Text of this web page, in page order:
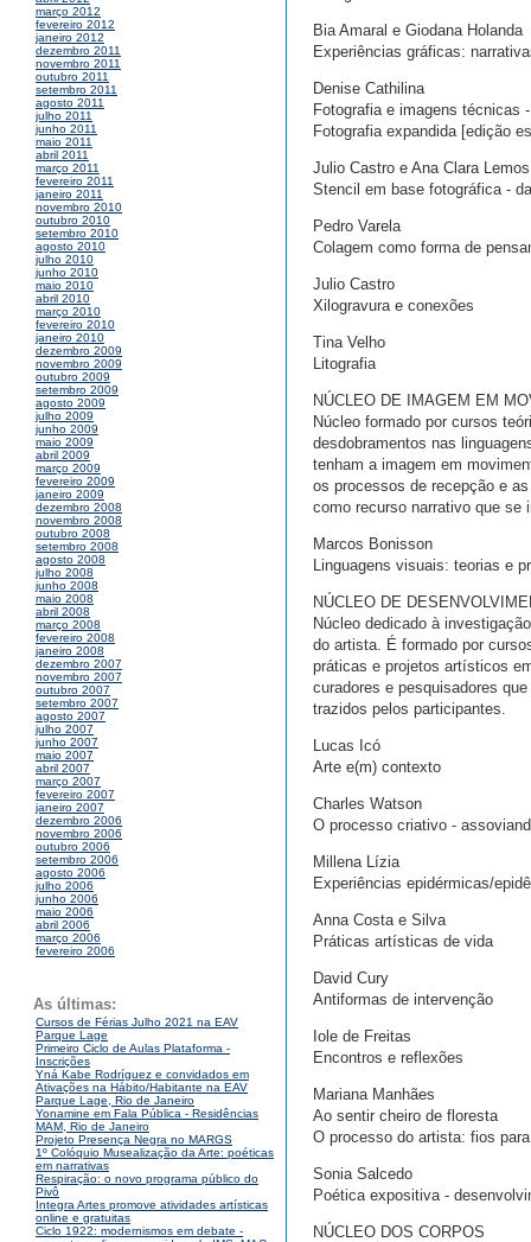
março 2012
fevereiro 2012
janeiro 2012
dezembro 2011
novembro 2011
outubro 2011
setembro 2011
agosto 2011
julho 2011
junho 2011
maio 2011
abril 2011
março 2011
fevereiro 2011
janeiro 2011
novembro 2010
outubro 2010
setembro 2010
agosto 2010
julho 2010
junho 2010
maio 2010
abril 2010
março 2010
fevereiro 2010
janeiro 2010
dezembro 2009
novembro 2009
outubro 2009
setembro 2009
agosto 2009
julho 2009
junho 2009
maio 2009
abril 2009
março 2009
fevereiro 2009
janeiro 2009
dezembro 2008
novembro 2008
outubro 2008
setembro 2008
agosto 2008
julho 2008
junho 2008
maio 2008
abril 2008
março 2008
fevereiro 2008
janeiro 2008
dezembro 2007
novembro 2007
outubro 2007
setembro 2007
agosto 2007
julho 2007
junho 2007
maio 2007
abril 2007
março 2007
fevereiro 2007
janeiro 2007
dezembro 2006
novembro 2006
outubro 2006
setembro 2006
agosto 2006
julho 2006
junho 2006
maio 2006
abril 2006
março 2006
fevereiro 2006
As últimas:
Cursos de Férias Julho 2021 na EAV
Parque Lage
Primeiro Ciclo de Aulas Plataforma -
Inscrições
Yná Kabe Rodríguez e convidados em
Ativações na Hábito/Habitante na EAV
Parque Lage, Rio de Janeiro
Yonamine em Fala Pública - Residências
MAM, Rio de Janeiro
Projeto Presença Negra no MARGS
1º Colóquio Musealização da Arte: poéticas
em narrativas
Respiração: o novo programa público do
Pivô
Integra Artes promove atividades artísticas
online e gratuitas
Ciclo 1922: modernismos em debate -
Bia Amaral e Giodana Holanda
Experiências gráficas:
Denise Cathilina
Fotografia e imagens técnicas
Fotografia expandida [edição
Julio Castro e Ana Clara Lemos
Stencil em base fotográfica -
Pedro Varela
Colagem como forma de
Julio Castro
Xilogravura e conexões
Tina Velho
Litografia
NÚCLEO DE IMAGEM EM
Núcleo formado por cursos
desdobramentos nas
tenham a imagem em
os processos de recepção e
como recurso narrativo que se
Marcos Bonisson
Linguagens visuais: teorias e
NÚCLEO DE
Núcleo dedicado à
do artista. É formado por
práticas e projetos artísticos
curadores e pesquisadores
trazidos pelos participantes.
Lucas Icó
Arte e(m) contexto
Charles Watson
O processo criativo -
Millena Lízia
Experiências epidérmicas/
Anna Costa e Silva
Práticas artísticas de vida
David Cury
Antiformas de intervenção
Iole de Freitas
Encontros e reflexões
Mariana Manhães
Ao sentir cheiro de floresta
O processo do artista: fios
Sonia Salcedo
Poética expositiva -
NÚCLEO DOS CORPOS